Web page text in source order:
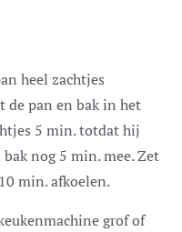
heel zachtjes
de pan en bak in het
5 min. totdat hij
nog 5 min. mee. Zet
min. afkoelen.
grof of